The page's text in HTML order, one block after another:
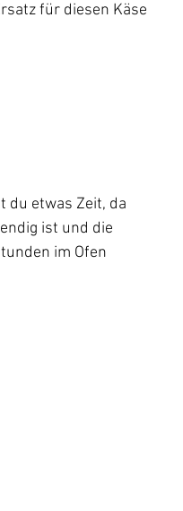
für diesen Käse
du etwas Zeit, da
ist und die
im Ofen